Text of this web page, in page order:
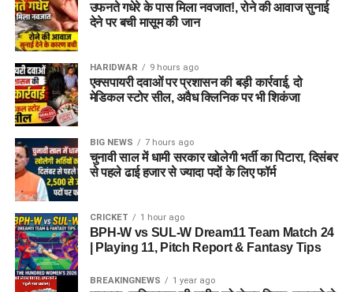
उफनते गधेरे के पास मिला नवजात!, रोने की आवाज सुनाई
देने पर बची मासूम की जान
HARIDWAR 9 hours ago
एक्सपायरी दवाओं पर प्रशासन की बड़ी कार्रवाई, दो
मेडिकल स्टोर सील, अवैध क्लिनिक पर भी शिकंजा
BIG NEWS 7 hours ago
चुनावी साल में धामी सरकार खोलेगी भर्ती का पिटारा, दिसंबर
से पहले ढाई हजार से ज्यादा पदों के लिए फॉर्म
CRICKET 1 hour ago
BPH-W vs SUL-W Dream11 Team Match 24
| Playing 11, Pitch Report & Fantasy Tips
BREAKINGNEWS 1 year ago